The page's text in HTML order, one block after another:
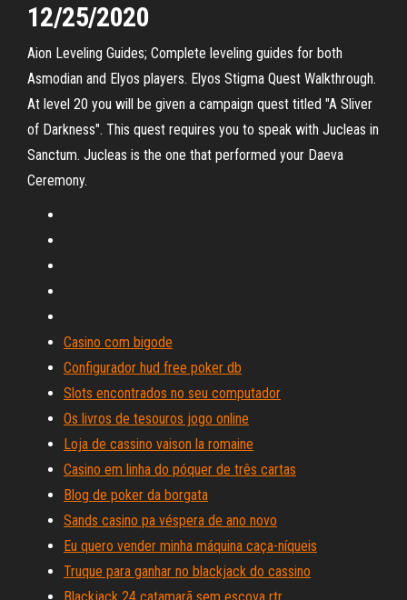
12/25/2020
Aion Leveling Guides; Complete leveling guides for both
Asmodian and Elyos players. Elyos Stigma Quest Walkthrough.
At level 20 you will be given a campaign quest titled "A Sliver
of Darkness". This quest requires you to speak with Jucleas in
Sanctum. Jucleas is the one that performed your Daeva
Ceremony.
Casino com bigode
Configurador hud free poker db
Slots encontrados no seu computador
Os livros de tesouros jogo online
Loja de cassino vaison la romaine
Casino em linha do póquer de três cartas
Blog de poker da borgata
Sands casino pa véspera de ano novo
Eu quero vender minha máquina caça-níqueis
Truque para ganhar no blackjack do cassino